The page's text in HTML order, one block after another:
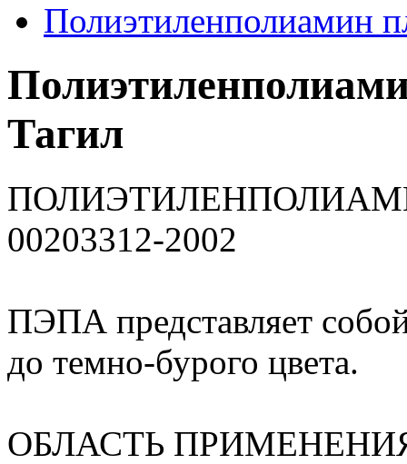
Полиэтиленполиамин
Тагил
00203312-2002
ПЭПА представляет
до темно-бурого цвета.
ОБЛАСТЬ